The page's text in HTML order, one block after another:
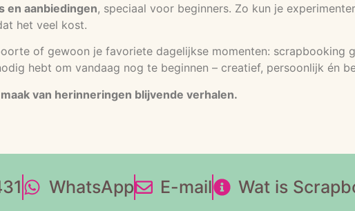
en aanbiedingen, speciaal voor beginners. Zo kun je
het veel kost.
of gewoon je favoriete dagelijkse momenten: scrapbooking
hebt om vandaag nog te beginnen – creatief, persoonlijk én
van herinneringen blijvende verhalen.
WhatsApp E-mail Wat is